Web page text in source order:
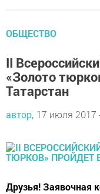
ОБЩЕСТВО
II
«Золото
Татарстан
автор, 17 июля 2017
Друзья! Заявочная